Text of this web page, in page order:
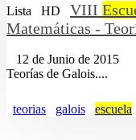
Lista HD VIII
Matemáticas -
12 de Junio de 2015
Teorías de Galois....
teorias galois escuela